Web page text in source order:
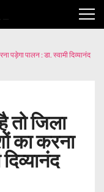
पड़ेगा पालन : डा. स्वामी दिव्यानंद
तो जिला
का करना